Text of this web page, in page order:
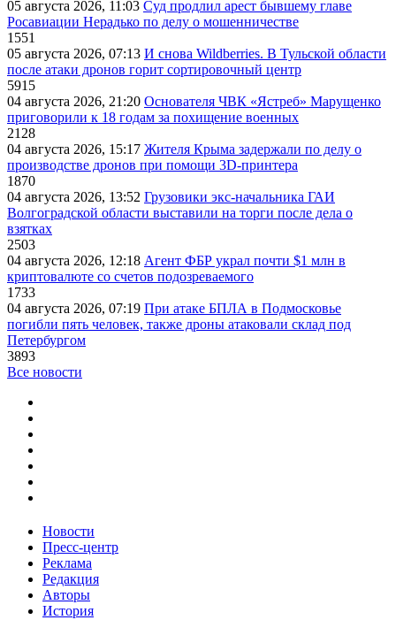
05 августа 2026, 11:03 Суд продлил арест бывшему главе
Росавиации Нерадько по делу о мошенничестве
1551
05 августа 2026, 07:13 И снова Wildberries. В Тульской области
после атаки дронов горит сортировочный центр
5915
04 августа 2026, 21:20 Основателя ЧВК «Ястреб» Марущенко
приговорили к 18 годам за похищение военных
2128
04 августа 2026, 15:17 Жителя Крыма задержали по делу о
производстве дронов при помощи 3D‑принтера
1870
04 августа 2026, 13:52 Грузовики экс-начальника ГАИ
Волгоградской области выставили на торги после дела о
взятках
2503
04 августа 2026, 12:18 Агент ФБР украл почти $1 млн в
криптовалюте со счетов подозреваемого
1733
04 августа 2026, 07:19 При атаке БПЛА в Подмосковье
погибли пять человек, также дроны атаковали склад под
Петербургом
3893
Все новости
Новости
Пресс-центр
Реклама
Редакция
Авторы
История